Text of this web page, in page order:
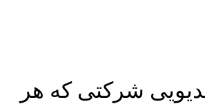
ویدیویی شرکتی که هر